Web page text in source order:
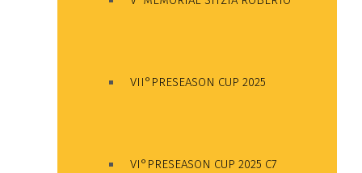
VII°PRESEASON CUP 2025
VI°PRESEASON CUP 2025 C7